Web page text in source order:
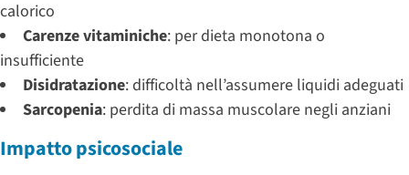
calorico
Carenze vitaminiche: per dieta monotona o
insufficiente
Disidratazione: difficoltà nell’assumere liquidi adeguati
Sarcopenia: perdita di massa muscolare negli anziani
Impatto psicosociale